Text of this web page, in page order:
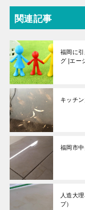
関連記事
福岡に
グ |エー
キッチ
福岡市
人造大
プ）